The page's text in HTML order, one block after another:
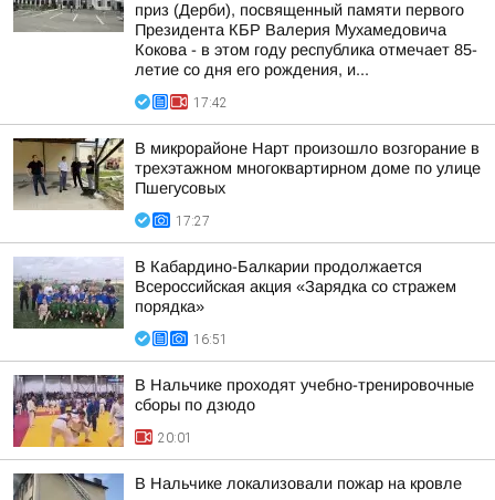
приз (Дерби), посвященный памяти первого
Президента КБР Валерия Мухамедовича
Кокова - в этом году республика отмечает 85-
летие со дня его рождения, и...
17:42
В микрорайоне Нарт произошло возгорание в
трехэтажном многоквартирном доме по улице
Пшегусовых
17:27
В Кабардино-Балкарии продолжается
Всероссийская акция «Зарядка со стражем
порядка»
16:51
В Нальчике проходят учебно-тренировочные
сборы по дзюдо
20:01
В Нальчике локализовали пожар на кровле